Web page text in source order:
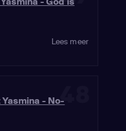
Lees meer
48
- No-